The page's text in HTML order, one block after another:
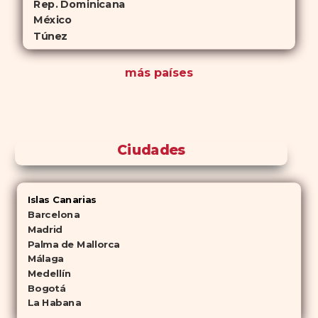
Rep. Dominicana
México
Túnez
más países
Ciudades
Islas Canarias
Barcelona
Madrid
Palma de Mallorca
Málaga
Medellín
Bogotá
La Habana